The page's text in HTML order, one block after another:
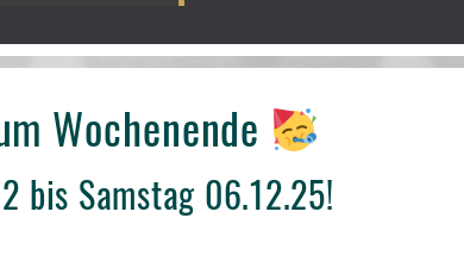
Wochenende
bis Samstag 06.12.25!